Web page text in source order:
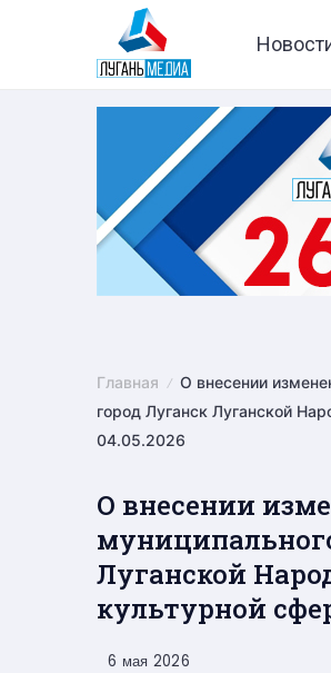
Главная
О внесении
город Луганск Луганской
04.05.2026
О внесении
Луганской
культурной
6 мая 2026